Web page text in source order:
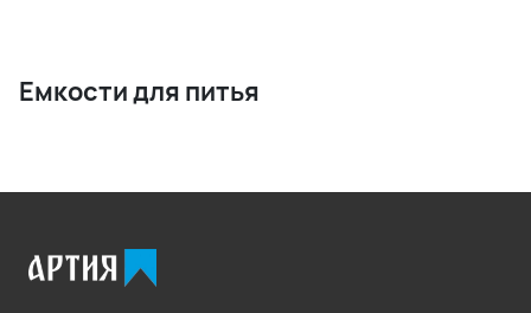
Емкости для питья